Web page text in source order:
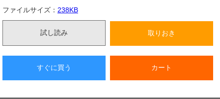
ファイルサイズ： 238KB
試し読み 取りおき
すぐに買う カート